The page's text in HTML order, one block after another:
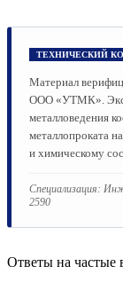
ТЕХНИЧЕСКИЙ
Материал
ООО «УТМК».
металловедения
металлопроката
и химическому
Специализация:
2590
Ответы на частые